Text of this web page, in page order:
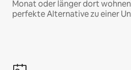
Monat oder länger dort
perfekte Alternative zu einer